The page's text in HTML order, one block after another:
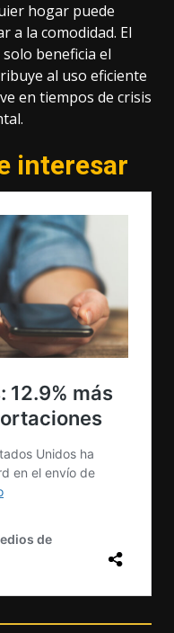
hogar puede
a la comodidad. El
beneficia el
al uso eficiente
en tiempos de crisis
interesar